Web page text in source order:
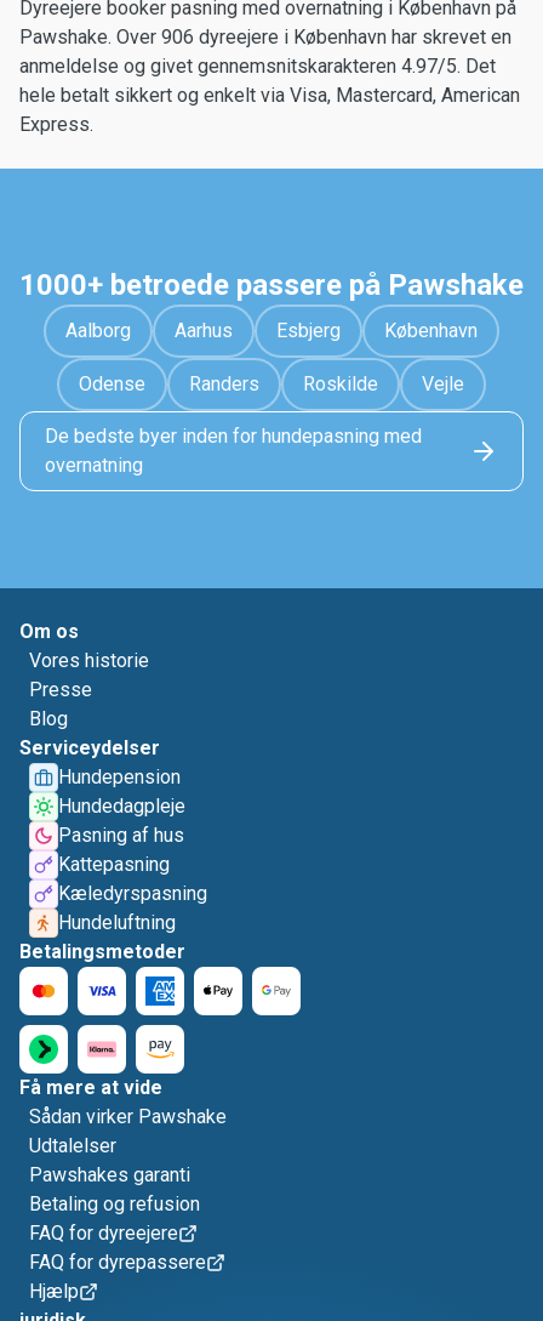
Dyreejere booker pasning med overnatning i København på
Pawshake. Over 906 dyreejere i København har skrevet en
anmeldelse og givet gennemsnitskarakteren 4.97/5. Det
hele betalt sikkert og enkelt via Visa, Mastercard, American
Express.
1000+ betroede passere på Pawshake
Aalborg Aarhus Esbjerg København
Odense Randers Roskilde Vejle
De bedste byer inden for hundepasning med
overnatning
Om os
Vores historie
Presse
Blog
Serviceydelser
Hundepension
Hundedagpleje
Pasning af hus
Kattepasning
Kæledyrspasning
Hundeluftning
Betalingsmetoder
Få mere at vide
Sådan virker Pawshake
Udtalelser
Pawshakes garanti
Betaling og refusion
FAQ for dyreejere
FAQ for dyrepassere
Hjælp